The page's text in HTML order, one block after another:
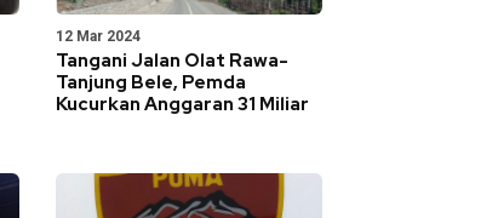
12 Mar 2024
Tangani Jalan Olat Rawa-
Tanjung Bele, Pemda
Kucurkan Anggaran 31 Miliar